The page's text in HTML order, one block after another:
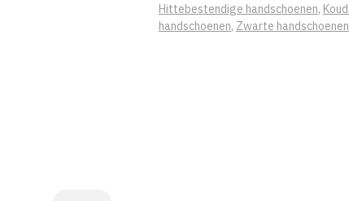
Hittebestendige handschoenen,
handschoenen, Zwarte handschoenen